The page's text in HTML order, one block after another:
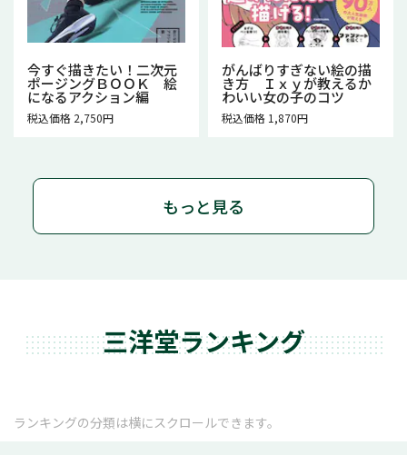
今すぐ描きたい！二次元
ポージングＢＯＯＫ 絵
になるアクション編
税込価格 2,750円
がんばりすぎない絵の描
き方 Ｉｘｙが教えるか
わいい女の子のコツ
税込価格 1,870円
もっと見る
三洋堂ランキング
ランキングの分類は横にスクロールできます。